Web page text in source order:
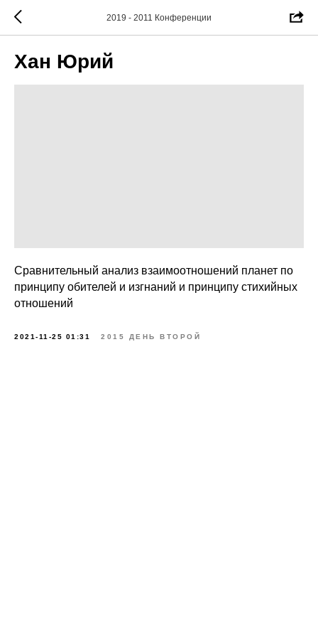
2019 - 2011 Конференции
Хан Юрий
Сравнительный анализ взаимоотношений планет по
принципу обителей и изгнаний и принципу стихийных
отношений
2021-11-25 01:31 2015 ДЕНЬ ВТОРОЙ